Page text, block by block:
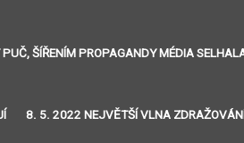
ŠÍŘENÍM PROPAGANDY MÉDIA
8. 5. 2022 NEJVĚTŠÍ VLNA